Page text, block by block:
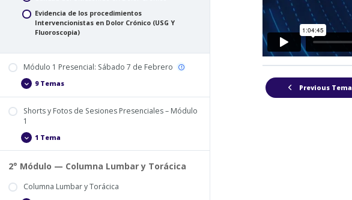
Evidencia de los procedimientos
Intervencionistas en Dolor Crónico (USG Y
Fluoroscopia)
Módulo 1 Presencial: Sábado 7 de Febrero
Expand
Módulo
Sábado
de
Febrero
9 Temas
Shorts y Fotos de Sesiones Presenciales – Módulo
1
Expand
Shorts
de
Sesiones
–
1 Tema
2° Módulo — Columna Lumbar y Torácica
Columna Lumbar y Torácica
Previous Tema